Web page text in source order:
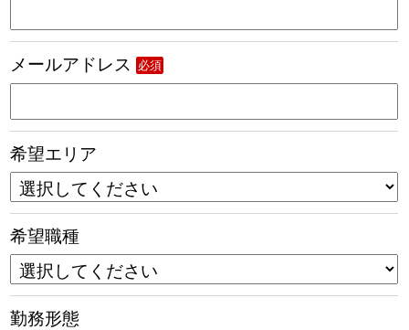
メールアドレス 必須
希望エリア
希望職種
勤務形態